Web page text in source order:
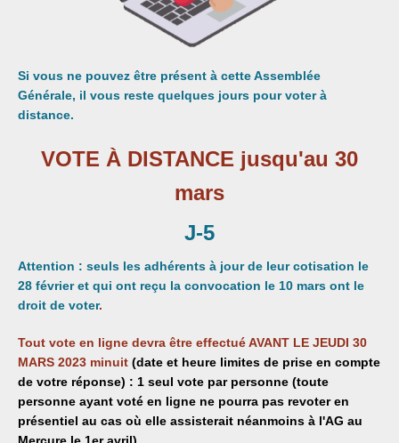
Si vous ne pouvez être présent à cette Assemblée
Générale, il vous reste quelques jours pour voter à
distance.
VOTE À DISTANCE jusqu'au 30
mars
J-5
Attention : seuls les adhérents à jour de leur cotisation le
28 février et qui ont reçu la convocation le 10 mars ont le
droit de voter.
Tout vote en ligne devra être effectué AVANT LE JEUDI 30
MARS 2023 minuit (date et heure limites de prise en compte
de votre réponse) : 1 seul vote par personne (toute
personne ayant voté en ligne ne pourra pas revoter en
présentiel au cas où elle assisterait néanmoins à l'AG au